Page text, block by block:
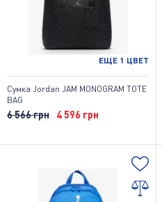
ЕЩЕ 1 ЦВЕТ
Сумка Jordan JAM MONOGRAM TOTE
BAG
6 566 грн 4 596 грн